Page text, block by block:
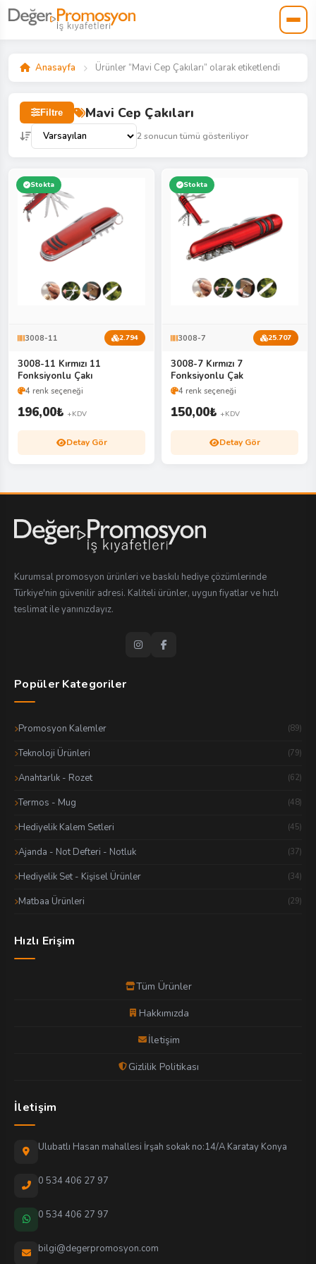
Anasayfa Ürünler “Mavi Cep Çakıları” olarak etiketlendi
Filtre Mavi Cep Çakıları
2 sonucun tümü gösteriliyor
Stokta
3008-11 2.794
3008-11 Kırmızı 11
Fonksiyonlu Çakı
4 renk seçeneği
196,00₺ +KDV
Detay Gör
Stokta
3008-7 25.707
3008-7 Kırmızı 7
Fonksiyonlu Çak
4 renk seçeneği
150,00₺ +KDV
Detay Gör
Kurumsal promosyon ürünleri ve baskılı hediye çözümlerinde
Türkiye'nin güvenilir adresi. Kaliteli ürünler, uygun fiyatlar ve hızlı
teslimat ile yanınızdayız.
Popüler Kategoriler
Promosyon Kalemler (89)
Teknoloji Ürünleri (79)
Anahtarlık - Rozet (62)
Termos - Mug (48)
Hediyelik Kalem Setleri (45)
Ajanda - Not Defteri - Notluk (37)
Hediyelik Set - Kişisel Ürünler (34)
Matbaa Ürünleri (29)
Hızlı Erişim
Tüm Ürünler
Hakkımızda
İletişim
Gizlilik Politikası
İletişim
Ulubatlı Hasan mahallesi İrşah sokak no:14/A Karatay Konya
0 534 406 27 97
0 534 406 27 97
bilgi@degerpromosyon.com